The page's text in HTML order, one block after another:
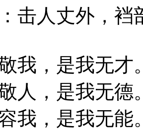
击人丈外，裆
，是我无才
，是我无德
，是我无能